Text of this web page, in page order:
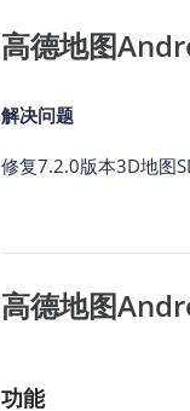
高德地图
解决问题
修复7.2.0版本3D地图
高德地图
功能